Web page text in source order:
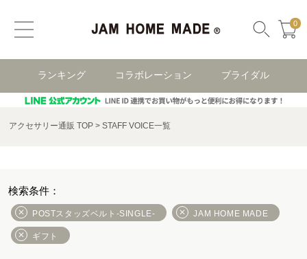
0
ランキング コラボレーション ブライダル
アクセサリー通販 TOP STAFF VOICE一覧
POSTスタッズベルト-SINGLE- JAM HOME MADE
ギフト